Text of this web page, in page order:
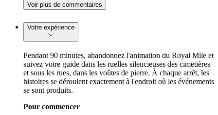
Voir plus de commentaires
Votre expérience
Pendant 90 minutes, abandonnez l'animation du Royal Mile et
suivez votre guide dans les ruelles silencieuses des cimetières
et sous les rues, dans les voûtes de pierre. À chaque arrêt, les
histoires se déroulent exactement à l'endroit où les événements
se sont produits.
Pour commencer